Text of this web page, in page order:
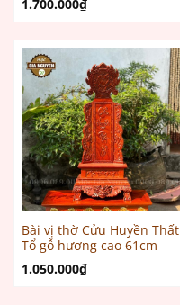
1.700.000₫
Bài vị thờ Cửu Huyền Thất
Tổ gỗ hương cao 61cm
1.050.000₫